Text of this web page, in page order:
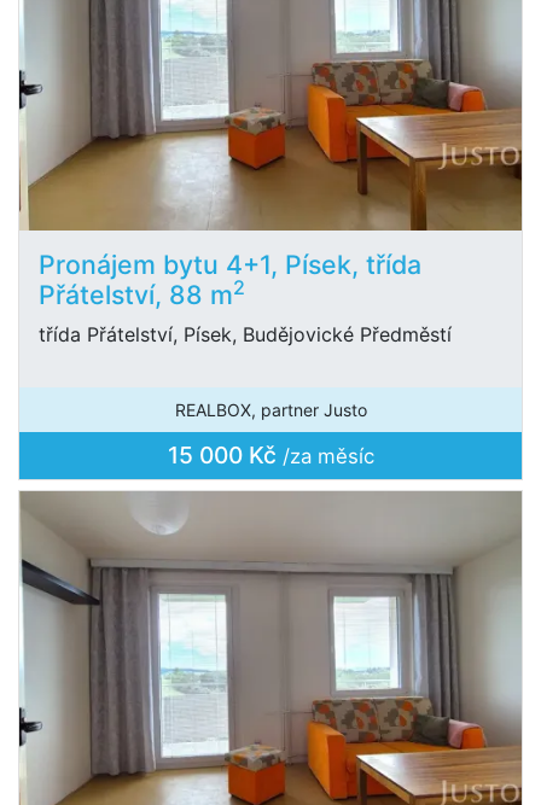
Pronájem bytu 4+1, Písek, třída
Přátelství, 88 m2
třída Přátelství, Písek, Budějovické Předměstí
REALBOX, partner Justo
15 000 Kč /za měsíc